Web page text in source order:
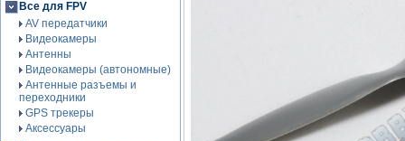
Все для FPV
AV передатчики
Видеокамеры
Антенны
Видеокамеры (автономные)
Антенные разъемы и
переходники
GPS трекеры
Аксессуары